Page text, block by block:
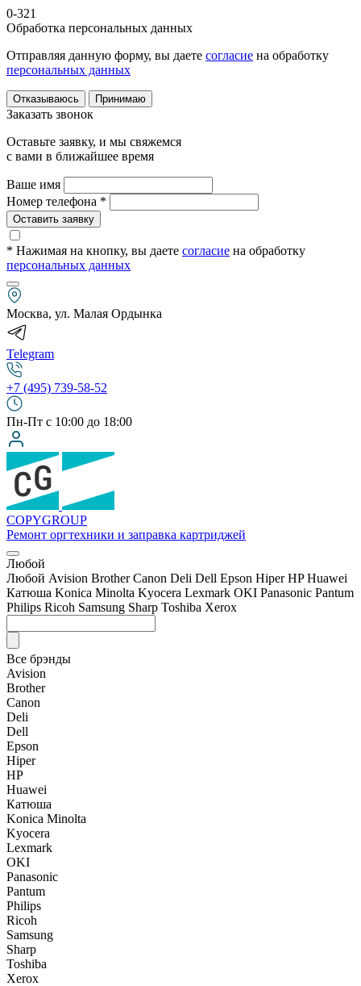
0-321
Обработка персональных данных
Отправляя данную форму, вы даете согласие на обработку
персональных данных
Отказываюсь Принимаю
Заказать звонок
Оставьте заявку, и мы свяжемся
с вами в ближайшее время
Ваше имя
Номер телефона *
Оставить заявку
* Нажимая на кнопку, вы даете согласие на обработку
персональных данных
Москва, ул. Малая Ордынка
Telegram
+7 (495) 739-58-52
Пн-Пт с 10:00 до 18:00
COPYGROUP
Ремонт оргтехники и заправка картриджей
Любой
Любой Avision Brother Canon Deli Dell Epson Hiper HP Huawei
Катюша Konica Minolta Kyocera Lexmark OKI Panasonic Pantum
Philips Ricoh Samsung Sharp Toshiba Xerox
Все брэнды
Avision
Brother
Canon
Deli
Dell
Epson
Hiper
HP
Huawei
Катюша
Konica Minolta
Kyocera
Lexmark
OKI
Panasonic
Pantum
Philips
Ricoh
Samsung
Sharp
Toshiba
Xerox